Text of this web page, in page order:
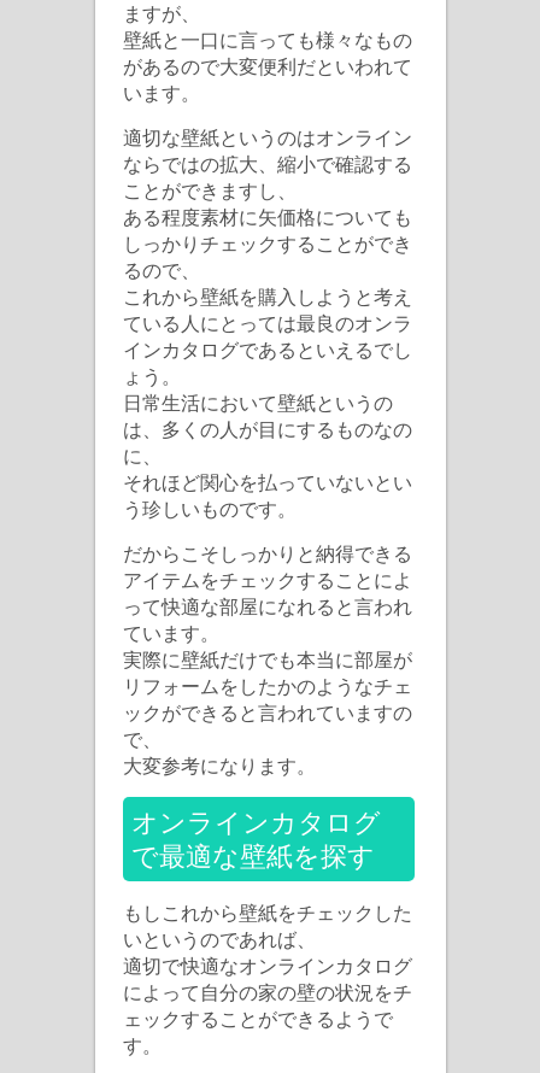
ますが、
壁紙と一口に言っても様々なもの
があるので大変便利だといわれて
います。
適切な壁紙というのはオンライン
ならではの拡大、縮小で確認する
ことができますし、
ある程度素材に矢価格についても
しっかりチェックすることができ
るので、
これから壁紙を購入しようと考え
ている人にとっては最良のオンラ
インカタログであるといえるでし
ょう。
日常生活において壁紙というの
は、多くの人が目にするものなの
に、
それほど関心を払っていないとい
う珍しいものです。
だからこそしっかりと納得できる
アイテムをチェックすることによ
って快適な部屋になれると言われ
ています。
実際に壁紙だけでも本当に部屋が
リフォームをしたかのようなチェ
ックができると言われていますの
で、
大変参考になります。
オンラインカタログ
で最適な壁紙を探す
もしこれから壁紙をチェックした
いというのであれば、
適切で快適なオンラインカタログ
によって自分の家の壁の状況をチ
ェックすることができるようで
す。